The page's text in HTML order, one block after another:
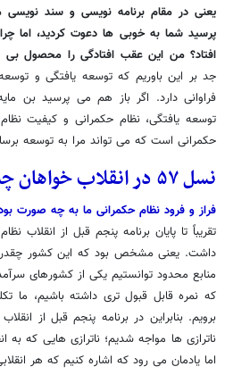
یعنی در مقام برنامه نویسی و سند
پرسید شما به خوبی ها دعوت کردید، اما
افتاد؟ من این عقب افتادگی را محصول بی
جد بر این باوریم که توسعه یافتگی و
فراوانی دارد. اگر باز هم می پرسید بن
توسعه یافتگی، نظام حکمرانی و کیفیت
حکمرانی است که می تواند مرا به توسعه
نسل ۵۷ در انقلاب خواهان چه چیزهایی بود؟
فراز و فرود نظام حکمرانی ما به چه صورت
تقریباً تا پایان برنامه پنجم قبل از انقلاب
داشت. یعنی مشخص بود که این کشور چقدر
منابع محدود توانستیم یکی از کشورهای
که نمره قابل قبول تری داشته باشیم، ما
برویم. بنابراین در برنامه پنجم قبل از
ناترازی ها مواجه شدیم؛ ناترازی هایی که
اما یادمان می رود که اشاره کنیم که هر